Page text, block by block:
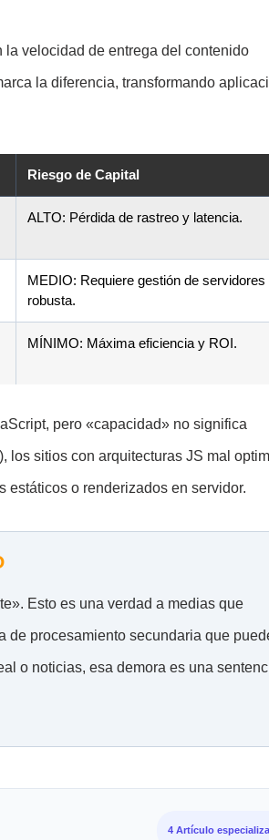
velocidad de entrega del contenido
la diferencia, transformando
Riesgo de Capital
ALTO: Pérdida de rastreo y latencia.
MEDIO: Requiere gestión de servidores
robusta.
MÍNIMO: Máxima eficiencia y ROI.
pero «capacidad» no significa
los sitios con arquitecturas JS mal
o renderizados en servidor.
Esto es una verdad a medias que
de procesamiento secundaria que
o noticias, esa demora es una
4 Artículo